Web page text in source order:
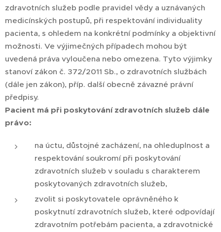
zdravotních služeb podle pravidel vědy a uznávaných
medicínských postupů, při respektování individuality
pacienta, s ohledem na konkrétní podmínky a objektivní
možnosti. Ve výjimečných případech mohou být
uvedená práva vyloučena nebo omezena. Tyto výjimky
stanoví zákon č. 372/2011 Sb., o zdravotních službách
(dále jen zákon), příp. další obecně závazné právní
předpisy.
Pacient má při poskytování zdravotních služeb dále
právo:
na úctu, důstojné zacházení, na ohleduplnost a
respektování soukromí při poskytování
zdravotních služeb v souladu s charakterem
poskytovaných zdravotních služeb,
zvolit si poskytovatele oprávněného k
poskytnutí zdravotních služeb, které odpovídají
zdravotním potřebám pacienta, a zdravotnické